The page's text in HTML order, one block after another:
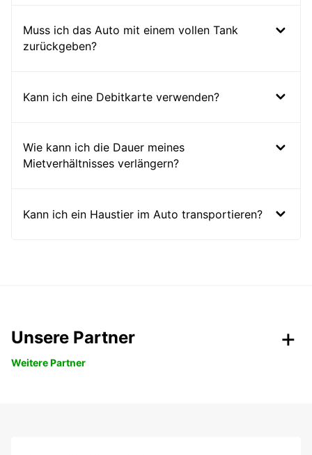
Muss ich das Auto mit einem vollen Tank
zurückgeben?
Kann ich eine Debitkarte verwenden?
Wie kann ich die Dauer meines
Mietverhältnisses verlängern?
Kann ich ein Haustier im Auto transportieren?
Unsere Partner
Weitere Partner